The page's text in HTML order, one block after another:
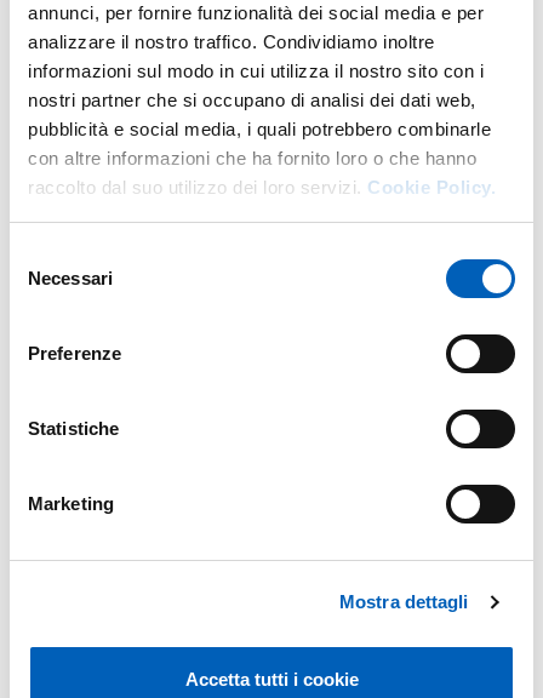
annunci, per fornire funzionalità dei social media e per
analizzare il nostro traffico. Condividiamo inoltre
informazioni sul modo in cui utilizza il nostro sito con i
nostri partner che si occupano di analisi dei dati web,
pubblicità e social media, i quali potrebbero combinarle
con altre informazioni che ha fornito loro o che hanno
raccolto dal suo utilizzo dei loro servizi. Cookie Policy.
delNecessari
Preferenze
Statistiche
Marketing
Mostra dettagli
Accetta tutti i cookie
Second-cycle degree course inCLASSICAL AND MODERN
PHILOLOGY AND LITERATURE
ROMANCE COMPARATIVE LITERATURE
module Year: 2°
My most important research fields are: French chanson de
geste (cycle des Lorrains, cycle de Guillaume d’Orange and
and French, relationships between Galloromance and Italian